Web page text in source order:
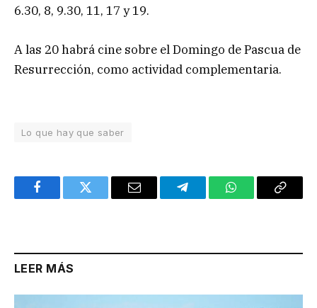
6.30, 8, 9.30, 11, 17 y 19.
A las 20 habrá cine sobre el Domingo de Pascua de
Resurrección, como actividad complementaria.
Lo que hay que saber
FacebookTwitter Email TelegramWhatsAppCopy
LEER MÁS